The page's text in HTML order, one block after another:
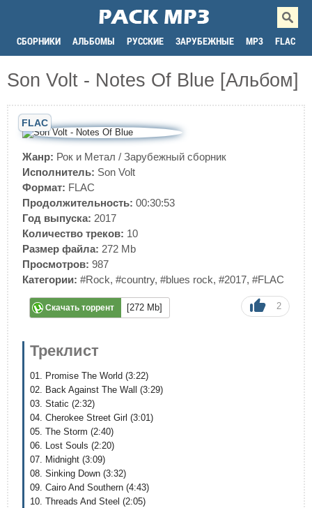
СБОРНИКИ АЛЬБОМЫ РУССКИЕ ЗАРУБЕЖНЫЕ MP3 FLAC
Son Volt - Notes Of Blue [Альбом]
FLAC
Жанр: Рок и Метал / Зарубежный сборник
Исполнитель: Son Volt
Формат: FLAC
Продолжительность: 00:30:53
Год выпуска: 2017
Количество треков: 10
Размер файла: 272 Mb
Просмотров: 987
Категории: #Rock, #country, #blues rock, #2017, #FLAC
Скачать торрент [272 Mb] 2
Треклист
01. Promise The World (3:22)
02. Back Against The Wall (3:29)
03. Static (2:32)
04. Cherokee Street Girl (3:01)
05. The Storm (2:40)
06. Lost Souls (2:20)
07. Midnight (3:09)
08. Sinking Down (3:32)
09. Cairo And Southern (4:43)
10. Threads And Steel (2:05)